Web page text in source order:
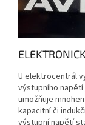
U elektrocentrál
výstupního
umožňuje
kapacitní či
výstupní napětí